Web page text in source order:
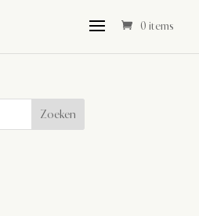
0 items
Zoeken